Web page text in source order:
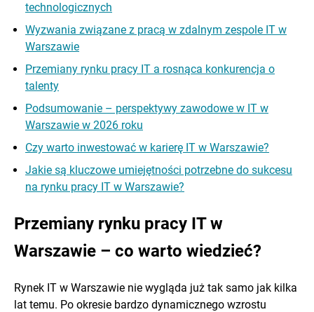
technologicznych
Wyzwania związane z pracą w zdalnym zespole IT w
Warszawie
Przemiany rynku pracy IT a rosnąca konkurencja o
talenty
Podsumowanie – perspektywy zawodowe w IT w
Warszawie w 2026 roku
Czy warto inwestować w karierę IT w Warszawie?
Jakie są kluczowe umiejętności potrzebne do sukcesu
na rynku pracy IT w Warszawie?
Przemiany rynku pracy IT w
Warszawie – co warto wiedzieć?
Rynek IT w Warszawie nie wygląda już tak samo jak kilka
lat temu. Po okresie bardzo dynamicznego wzrostu